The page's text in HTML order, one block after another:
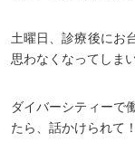
土曜日、診療後にお
思わなくなってしま
ダイバーシティーで
たら、話かけられて